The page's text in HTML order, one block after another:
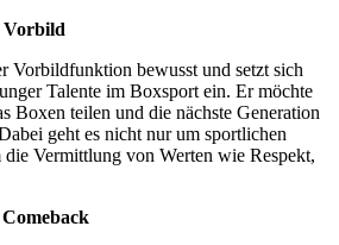
Vorbild
Vorbildfunktion bewusst und setzt sich
Talente im Boxsport ein. Er möchte
Boxen teilen und die nächste Generation
geht es nicht nur um sportlichen
Vermittlung von Werten wie Respekt,